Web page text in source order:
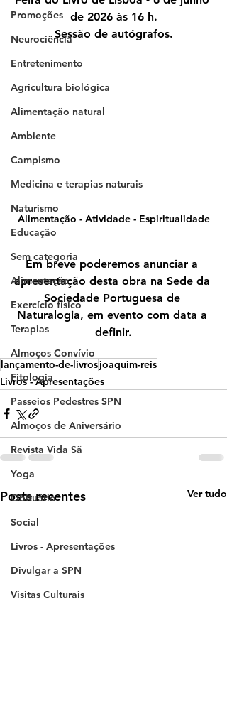
Promoções
Neurociência
Entretenimento
Agricultura biológica
Alimentação natural
Ambiente
Campismo
Medicina e terapias naturais
Naturismo
Educação
Sem categoria
Alimentação
Exercício físico
Terapias
Almoços Convívio
Fitologia
Passeios Pedestres SPN
Almoços de Aniversário
Revista Vida Sã
Yoga
Obituário
Social
Livros - Apresentações
Divulgar a SPN
Visitas Culturais
de 2026 às 16 h.
Sessão de autógrafos.
Alimentação - Atividade - Espiritualidade
Em breve poderemos anunciar a
apresentação desta obra na Sede da
Sociedade Portuguesa de
Naturalogia, em evento com data a
definir.
lançamento-de-livrosjoaquim-reis
Livros - Apresentações
Posts recentes Ver tudo